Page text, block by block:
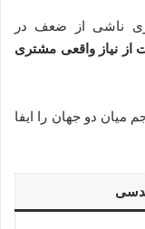
ناشی از ضعف در
از نیاز واقعی مشتری
میان دو جهان را ایفا